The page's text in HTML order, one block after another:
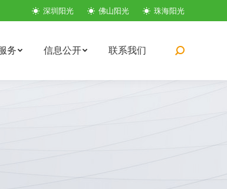
深圳阳光 佛山阳光 珠海阳光
务 信息公开 联系我们
搜